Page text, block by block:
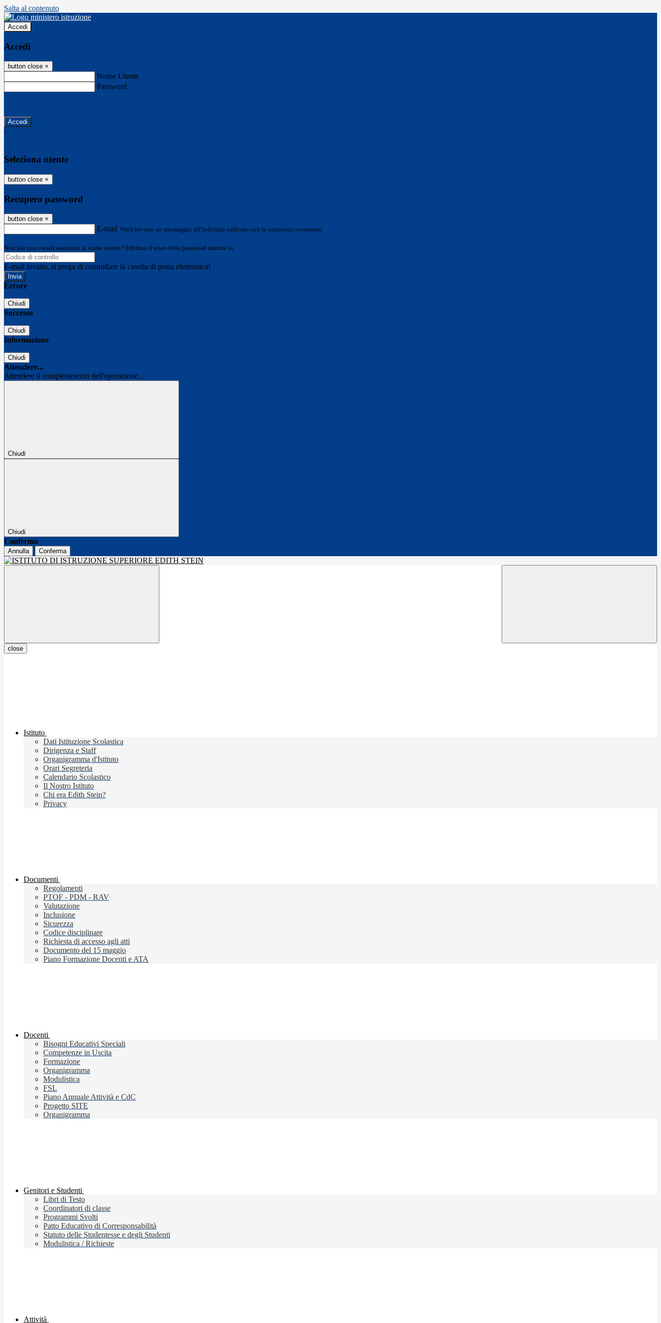
Salta al contenuto
Accedi
Accedi
button close ×
Nome Utente
Password
-
Seleziona utente
button close ×
Recupero password
button close ×
E-mail Verrà inviato un messaggio all'indirizzo indicato con le istruzioni necessarie.
Non hai una e-mail associata al nome utente? Effettua il reset della password tramite la
E-mail inviata, si prega di controllare la casella di posta elettronica!
Errore
Chiudi
Successo
Chiudi
Informazione
Chiudi
Attendere...
Attendere il completamento dell'operazione...
Chiudi
Chiudi
Conferma
Annulla Conferma
close
Istituto
Dati Istituzione Scolastica
Dirigenza e Staff
Organigramma d'Istituto
Orari Segreteria
Calendario Scolastico
Il Nostro Istituto
Chi era Edith Stein?
Privacy
Documenti
Regolamenti
PTOF - PDM - RAV
Valutazione
Inclusione
Sicurezza
Codice disciplinare
Richiesta di accesso agli atti
Documento del 15 maggio
Piano Formazione Docenti e ATA
Docenti
Bisogni Educativi Speciali
Competenze in Uscita
Formazione
Organigramma
Modulistica
FSL
Piano Annuale Attività e CdC
Progetto SITE
Organigramma
Genitori e Studenti
Libri di Testo
Coordinatori di classe
Programmi Svolti
Patto Educativo di Corresponsabilità
Statuto delle Studentesse e degli Studenti
Modulistica / Richieste
Attività